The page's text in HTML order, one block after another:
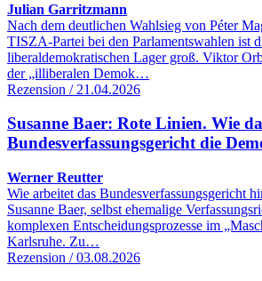
Julian Garritzmann
Nach dem deutlichen Wahlsieg von Péter
TISZA-Partei bei den Parlamentswahlen ist
liberaldemokratischen Lager groß. Viktor
der „illiberalen Demok…
Rezension / 21.04.2026
Susanne Baer: Rote Linien. Wie
Bundesverfassungsgericht die
Werner Reutter
Wie arbeitet das Bundesverfassungsgericht
Susanne Baer, selbst ehemalige
komplexen Entscheidungsprozesse im
Karlsruhe. Zu…
Rezension / 03.08.2026